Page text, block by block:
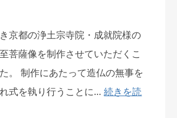
京都の浄土宗寺院・成就院様の
菩薩像を制作させていただくこ
。 制作にあたって造仏の無事を
式を執り行うことに…続きを読